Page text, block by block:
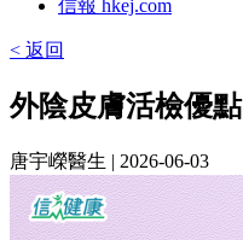
信報 hkej.com
< 返回
外陰皮膚活檢優點
唐宇嶸醫生 | 2026-06-03